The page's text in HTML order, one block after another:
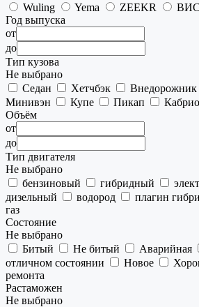
Wuling
Yema ZEEKR
ВИС
Год выпуска
от
до
Тип кузова
Не выбрано
Седан
Хетчбэк Внедорожник
Минивэн
Купе Пикап
Объём
от
до
Тип двигателя
Не выбрано
бензиновый
гибридный
дизельный
водород плагин
газ
Состояние
Не выбрано
Битый
Не битый Аварийная
отличном состоянии
Новое
ремонта
Растаможен
Не выбрано